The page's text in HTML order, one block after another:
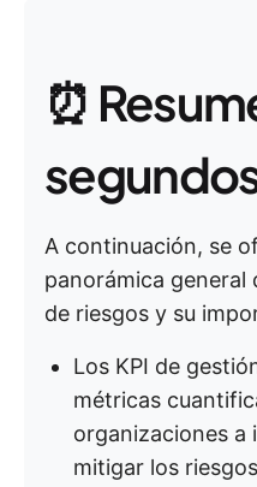
⏰
A continuación, se
panorámica general
de riesgos y su
Los KPI de
métricas
organizaciones a
mitigar los